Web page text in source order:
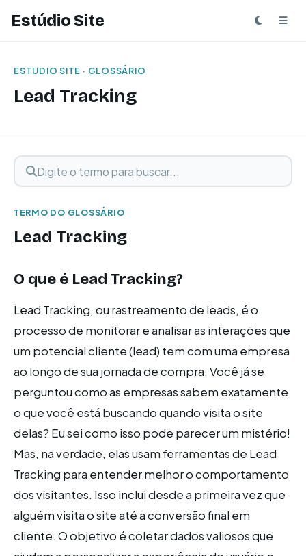
Estúdio Site
ESTUDIO SITE · GLOSSÁRIO
Lead Tracking
Buscar termo
Digite o termo para buscar
TERMO DO GLOSSÁRIO
Lead Tracking
O que é Lead Tracking?
Lead Tracking, ou rastreamento de leads, é o
processo de monitorar e analisar as interações que
um potencial cliente (lead) tem com uma empresa
ao longo de sua jornada de compra. Você já se
perguntou como as empresas sabem exatamente
o que você está buscando quando visita o site
delas? Eu sei como isso pode parecer um mistério!
Mas, na verdade, elas usam ferramentas de Lead
Tracking para entender melhor o comportamento
dos visitantes. Isso inclui desde a primeira vez que
alguém visita o site até a conversão final em
cliente. O objetivo é coletar dados valiosos que